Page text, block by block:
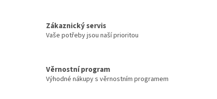
Zákaznický servis
Vaše potřeby jsou naší prioritou
Věrnostní program
Výhodné nákupy s věrnostním programem